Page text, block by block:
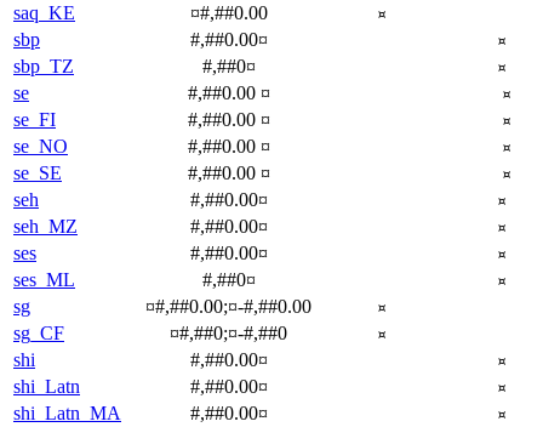
saq_KE ¤#,##0.00 ¤
sbp #,##0.00¤ ¤
sbp_TZ #,##0¤ ¤
se #,##0.00 ¤ ¤
se_FI #,##0.00 ¤ ¤
se_NO #,##0.00 ¤ ¤
se_SE #,##0.00 ¤ ¤
seh #,##0.00¤ ¤
seh_MZ #,##0.00¤ ¤
ses #,##0.00¤ ¤
ses_ML #,##0¤ ¤
sg ¤#,##0.00;¤-#,##0.00 ¤
sg_CF ¤#,##0;¤-#,##0 ¤
shi #,##0.00¤ ¤
shi_Latn #,##0.00¤ ¤
shi_Latn_MA #,##0.00¤ ¤